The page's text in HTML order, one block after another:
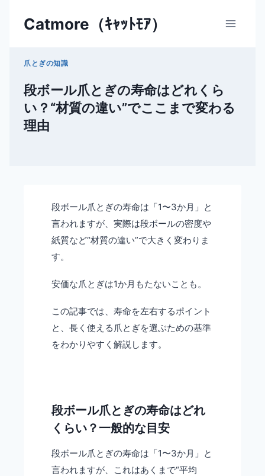
Catmore（ｷｬｯﾄﾓｱ）
爪とぎの知識
段ボール爪とぎの寿命はどれくら
い？“材質の違い”でここまで変わる
理由
段ボール爪とぎの寿命は「1〜3か月」と
言われますが、実際は段ボールの密度や
紙質など“材質の違い”で大きく変わりま
す。
安価な爪とぎは1か月もたないことも。
この記事では、寿命を左右するポイント
と、長く使える爪とぎを選ぶための基準
をわかりやすく解説します。
段ボール爪とぎの寿命はどれ
くらい？一般的な目安
段ボール爪とぎの寿命は「1〜3か月」と
言われますが、これはあくまで“平均